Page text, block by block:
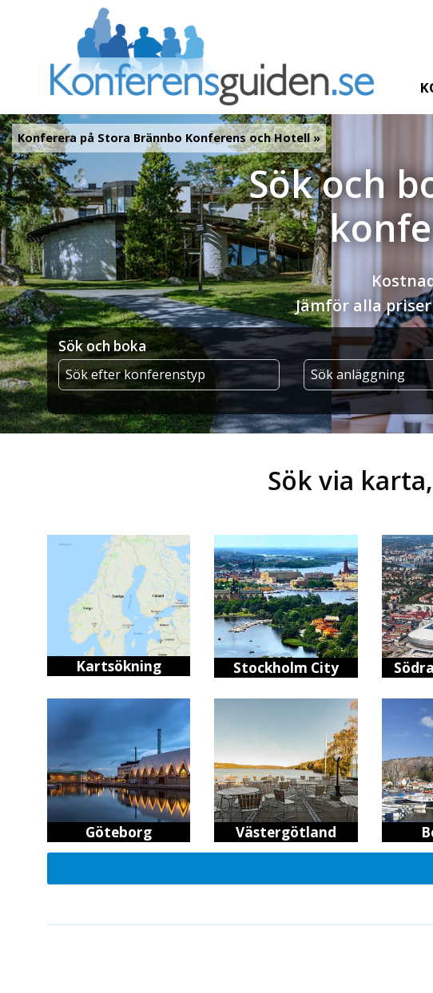
Konferera på Stora Brännbo Konferens och Hotell »
Sök och
Jämför alla
Sök och boka
Sök via
Kartsökning Stockholm City
Göteborg Västergötland